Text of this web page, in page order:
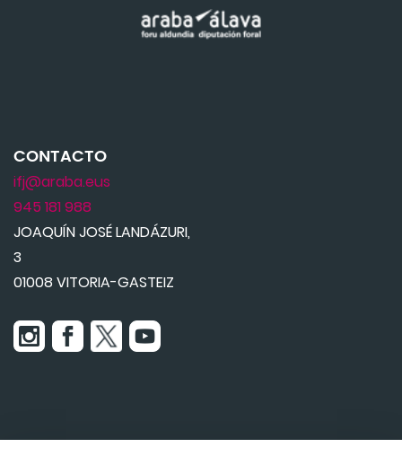
CONTACTO
ifj@araba.eus
945 181 988
JOAQUÍN JOSÉ LANDÁZURI,
3
01008 VITORIA-GASTEIZ